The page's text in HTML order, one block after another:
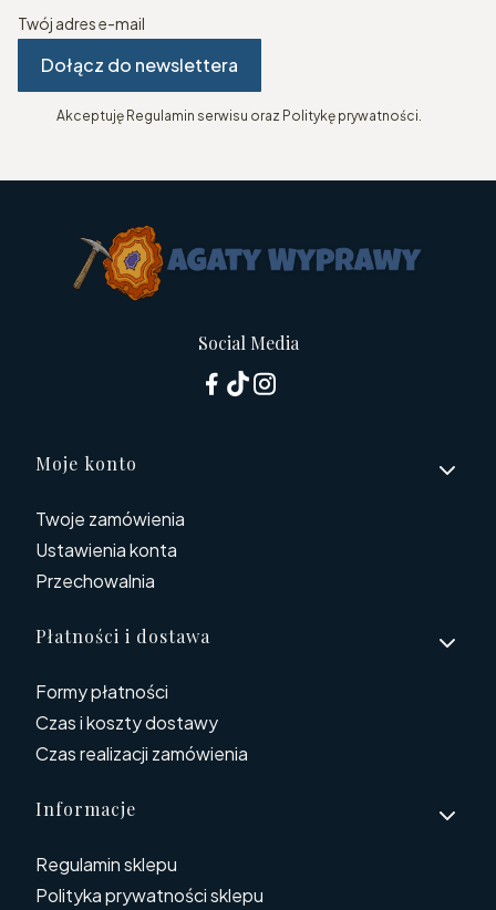
Twój adres e-mail
Dołącz do newslettera
Akceptuję Regulamin serwisu oraz Politykę prywatności.
Social Media
Linki w stopce
Moje konto
Twoje zamówienia
Ustawienia konta
Przechowalnia
Płatności i dostawa
Formy płatności
Czas i koszty dostawy
Czas realizacji zamówienia
Informacje
Regulamin sklepu
Polityka prywatności sklepu